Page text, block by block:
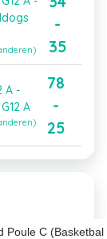
-
35
A -
A
78
-
25
Poule C